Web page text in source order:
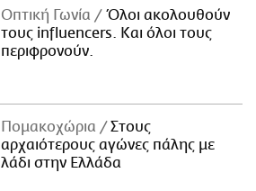
Οπτική Γωνία
Όλοι ακολουθούν
τους influencers. Και όλοι τους
περιφρονούν.
Πομακοχώρια
Στους
αρχαιότερους αγώνες πάλης με
λάδι στην Ελλάδα